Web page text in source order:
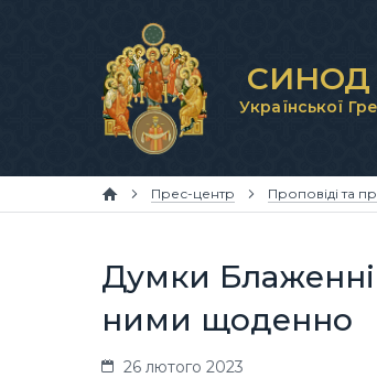
СИНОД
Української
Прес-центр Проповіді та
Думки
ними щоденно
26 лютого 2023